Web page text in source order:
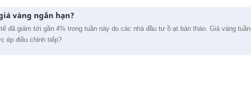
vàng ngắn hạn?
đã giảm tới gần 4% trong tuần này do các nhà đầu tư ồ ạt bán tháo. Giá vàng tuần
ép điều chỉnh tiếp?